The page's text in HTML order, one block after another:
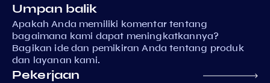
Umpan balik
Apakah Anda memiliki komentar tentang
bagaimana kami dapat meningkatkannya?
Bagikan ide dan pemikiran Anda tentang produk
dan layanan kami.
Pekerjaan